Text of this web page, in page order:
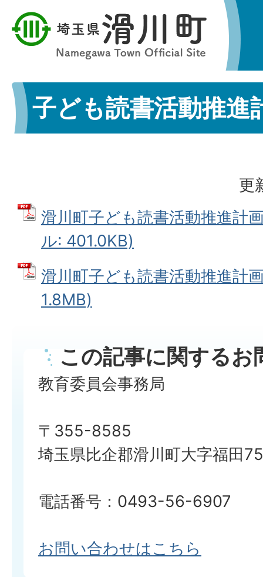
子ども読書活動推進
更
滑川町子ども読書活動推進計
ル: 401.0KB)
滑川町子ども読書活動推進計
1.8MB)
この記事に関するお
教育委員会事務局
〒355-8585
埼玉県比企郡滑川町大字福田
電話番号：0493-56-6907
お問い合わせはこちら